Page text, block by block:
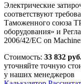
Электрические
соответствуют
Таможенного союза
оборудования» и
2006/42/EC on
Стоимость: 33 832
уточняйте точную
у наших менеджеров